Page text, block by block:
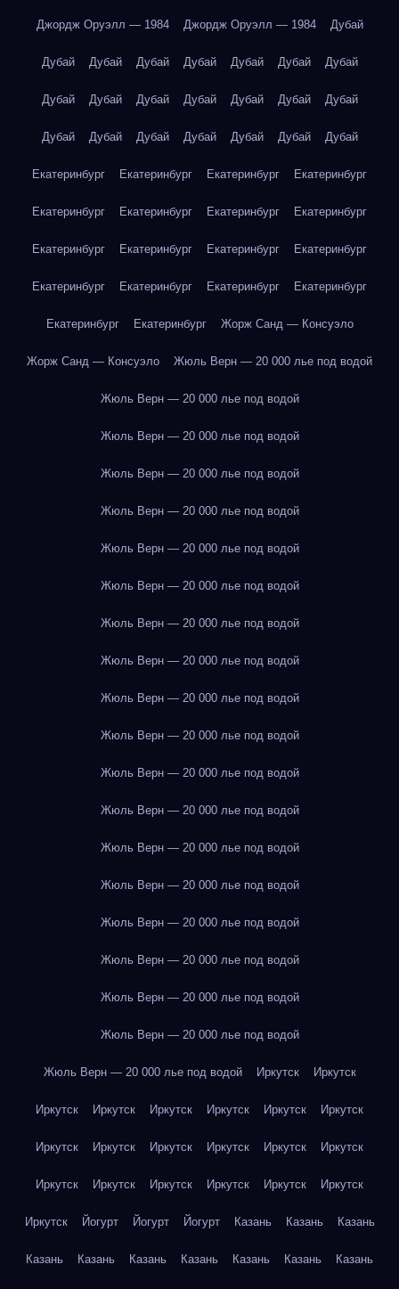
Джордж Оруэлл — 1984 Джордж Оруэлл — 1984 Дубай
Дубай Дубай Дубай Дубай Дубай Дубай Дубай
Дубай Дубай Дубай Дубай Дубай Дубай Дубай
Дубай Дубай Дубай Дубай Дубай Дубай Дубай
Екатеринбург Екатеринбург Екатеринбург Екатеринбург
Екатеринбург Екатеринбург Екатеринбург Екатеринбург
Екатеринбург Екатеринбург Екатеринбург Екатеринбург
Екатеринбург Екатеринбург Екатеринбург Екатеринбург
Екатеринбург Екатеринбург Жорж Санд — Консуэло
Жорж Санд — Консуэло Жюль Верн — 20 000 лье под водой
Жюль Верн — 20 000 лье под водой
Жюль Верн — 20 000 лье под водой
Жюль Верн — 20 000 лье под водой
Жюль Верн — 20 000 лье под водой
Жюль Верн — 20 000 лье под водой
Жюль Верн — 20 000 лье под водой
Жюль Верн — 20 000 лье под водой
Жюль Верн — 20 000 лье под водой
Жюль Верн — 20 000 лье под водой
Жюль Верн — 20 000 лье под водой
Жюль Верн — 20 000 лье под водой
Жюль Верн — 20 000 лье под водой
Жюль Верн — 20 000 лье под водой
Жюль Верн — 20 000 лье под водой
Жюль Верн — 20 000 лье под водой
Жюль Верн — 20 000 лье под водой
Жюль Верн — 20 000 лье под водой
Жюль Верн — 20 000 лье под водой
Жюль Верн — 20 000 лье под водой Иркутск Иркутск
Иркутск Иркутск Иркутск Иркутск Иркутск Иркутск
Иркутск Иркутск Иркутск Иркутск Иркутск Иркутск
Иркутск Иркутск Иркутск Иркутск Иркутск Иркутск
Иркутск Йогурт Йогурт Йогурт Казань Казань Казань
Казань Казань Казань Казань Казань Казань Казань